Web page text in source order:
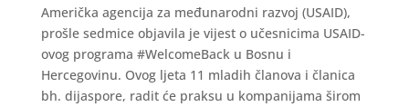
Američka agencija za međunarodni razvoj (USAID),
prošle sedmice objavila je vijest o učesnicima USAID-
ovog programa #WelcomeBack u Bosnu i
Hercegovinu. Ovog ljeta 11 mladih članova i članica
bh. dijaspore, radit će praksu u kompanijama širom